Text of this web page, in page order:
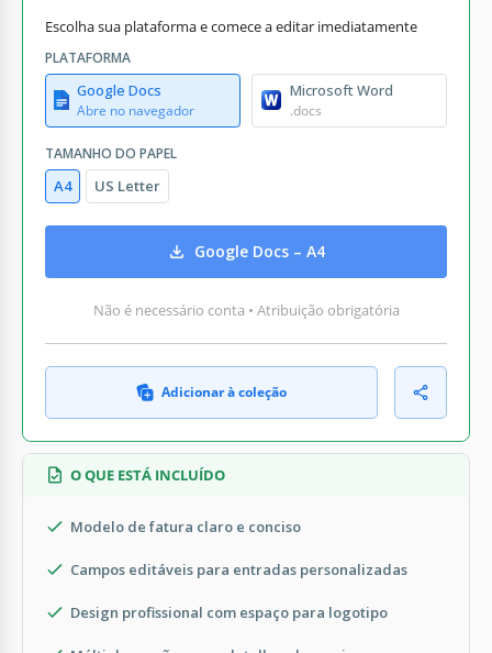
Escolha sua plataforma e comece a editar imediatamente
PLATAFORMA
Google Docs
Abre no navegador
Microsoft Word
.docs
TAMANHO DO PAPEL
A4 US Letter
Google Docs – A4
Não é necessário conta • Atribuição obrigatória
Adicionar à coleção
O QUE ESTÁ INCLUÍDO
Modelo de fatura claro e conciso
Campos editáveis para entradas personalizadas
Design profissional com espaço para logotipo